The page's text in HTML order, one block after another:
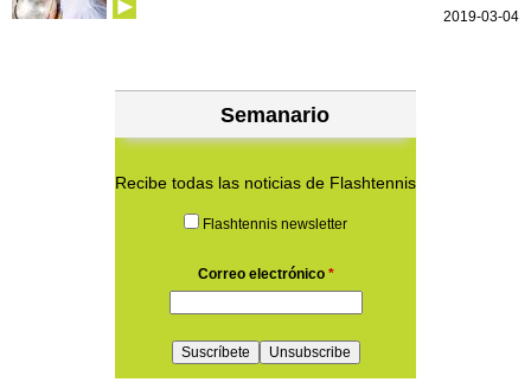
2019-03-04
Semanario
Recibe todas las noticias de Flashtennis
Flashtennis newsletter
Correo electrónico *